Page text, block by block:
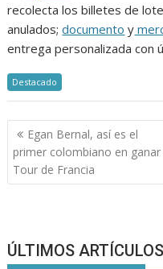
recolecta los billetes de
anulados;documento y
entrega personalizada con
Destacado
Navegación
de
entradas
Egan Bernal, así es el
primer colombiano en ganar
Tour de Francia
ÚLTIMOS ARTÍCULOS